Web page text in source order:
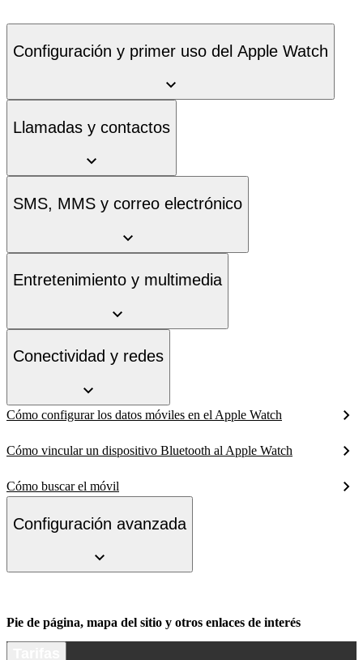
Configuración y primer uso del Apple Watch
Llamadas y contactos
SMS, MMS y correo electrónico
Entretenimiento y multimedia
Conectividad y redes
Cómo configurar los datos móviles en el Apple Watch
Cómo vincular un dispositivo Bluetooth al Apple Watch
Cómo buscar el móvil
Configuración avanzada
Pie de página, mapa del sitio y otros enlaces de interés